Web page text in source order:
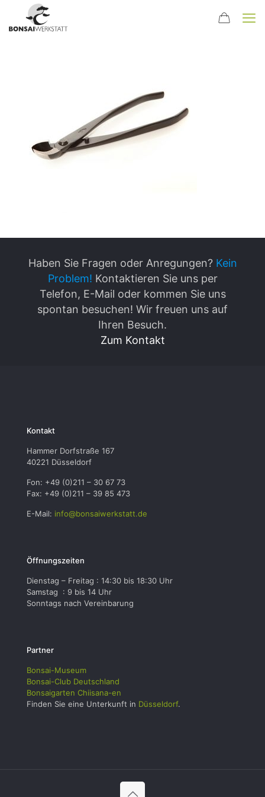
Haben Sie Fragen oder Anregungen? Kein
Problem! Kontaktieren Sie uns per
Telefon, E-Mail oder kommen Sie uns
spontan besuchen! Wir freuen uns auf
Ihren Besuch.
Zum Kontakt
Kontakt
Hammer Dorfstraße 167
40221 Düsseldorf
Fon: +49 (0)211 – 30 67 73
Fax: +49 (0)211 – 39 85 473
E-Mail: info@bonsaiwerkstatt.de
Öffnungszeiten
Dienstag – Freitag : 14:30 bis 18:30 Uhr
Samstag : 9 bis 14 Uhr
Sonntags nach Vereinbarung
Partner
Bonsai-Museum
Bonsai-Club Deutschland
Bonsaigarten Chiisana-en
Finden Sie eine Unterkunft in Düsseldorf.